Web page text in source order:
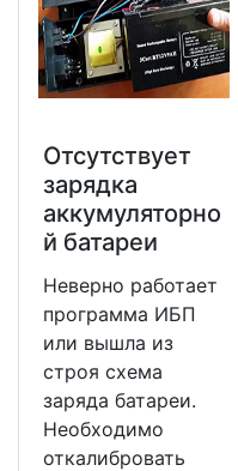
Отсутствует
зарядка
аккумуляторно
й батареи
Неверно работает
программа ИБП
или вышла из
строя схема
заряда батареи.
Необходимо
откалибровать